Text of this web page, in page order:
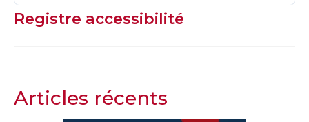
Registre accessibilité
Articles récents